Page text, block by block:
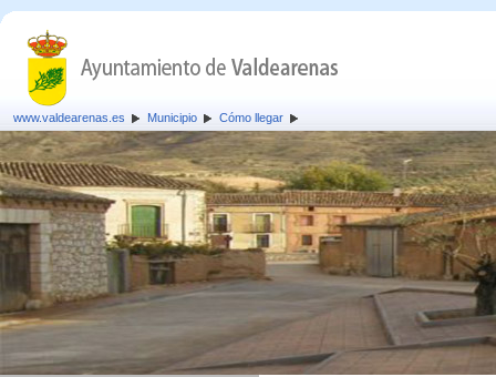
www.valdearenas.es Municipio Cómo llegar